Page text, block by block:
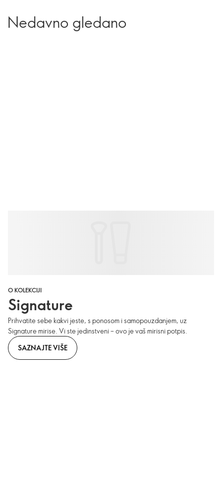
Nedavno gledano
O KOLEKCIJI
Signature
Prihvatite sebe kakvi jeste, s ponosom i samopouzdanjem, uz
Signature mirise. Vi ste jedinstveni – ovo je vaš mirisni potpis.
SAZNAJTE VIŠE